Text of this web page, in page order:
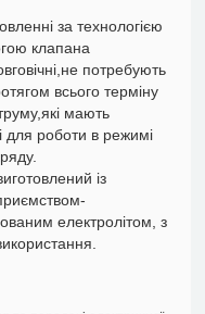
за технологією
клапана
потребують
всього терміну
мають
для роботи в режимі
із
електролітом, з